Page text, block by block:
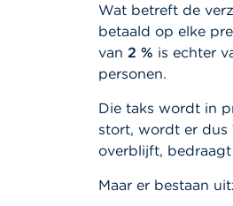
Wat betreft de
betaald op elke
van 2 % is echter
personen.
Die taks wordt in
stort, wordt er dus
overblijft,
Maar er bestaan